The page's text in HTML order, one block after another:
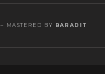
– MASTERED BY BARADIT